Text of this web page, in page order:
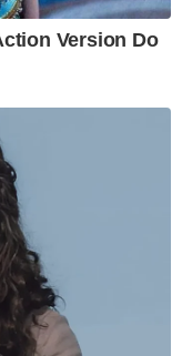
Version Do